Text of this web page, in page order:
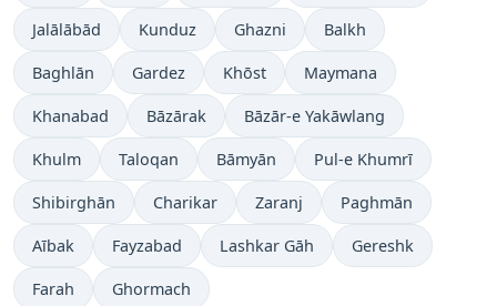
Jalālābād Kunduz Ghazni Balkh
Baghlān Gardez Khōst Maymana
Khanabad Bāzārak Bāzār-e Yakāwlang
Khulm Taloqan Bāmyān Pul-e Khumrī
Shibirghān Charikar Zaranj Paghmān
Aībak Fayzabad Lashkar Gāh Gereshk
Farah Ghormach